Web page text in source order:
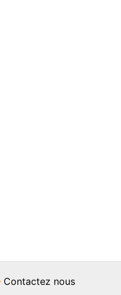
Contactez nous